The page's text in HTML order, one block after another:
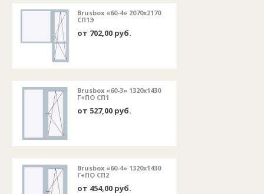
Brusbox «60-4» 2070х2170
СП1Э
от 702,00 руб.
Brusbox «60-3» 1320х1430
Г+ПО СП1
от 527,00 руб.
Brusbox «60-4» 1320х1430
Г+ПО СП2
от 454,00 руб.